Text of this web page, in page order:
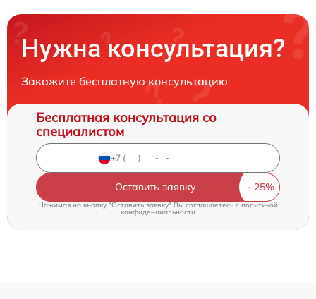
Нужна консультация?
Закажите бесплатную консультацию
Бесплатная консультация со
специалистом
Оставить заявку
Нажимая на кнопку "Оставить заявку" Вы соглашаетесь cполитикой
конфиденциальности